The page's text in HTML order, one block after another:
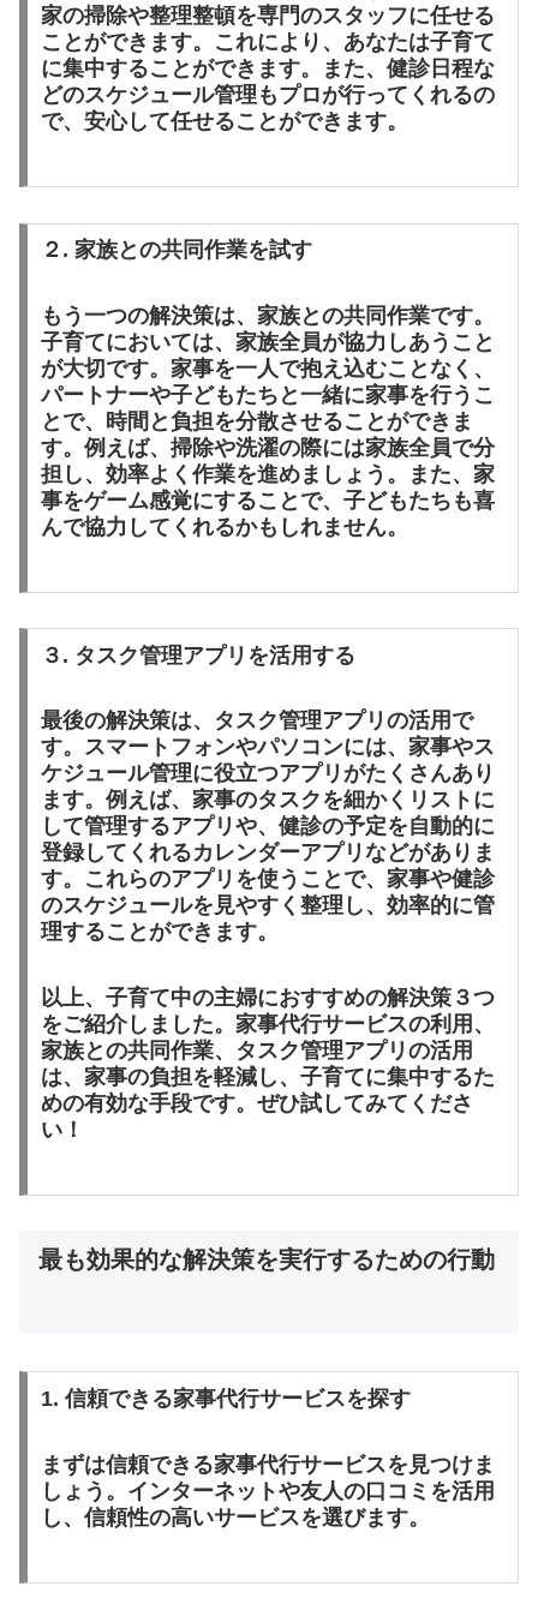
家の掃除や整理整頓を専門のスタッフに任せる
ことができます。これにより、あなたは子育て
に集中することができます。また、健診日程な
どのスケジュール管理もプロが行ってくれるの
で、安心して任せることができます。
２. 家族との共同作業を試す
もう一つの解決策は、家族との共同作業です。
子育てにおいては、家族全員が協力しあうこと
が大切です。家事を一人で抱え込むことなく、
パートナーや子どもたちと一緒に家事を行うこ
とで、時間と負担を分散させることができま
す。例えば、掃除や洗濯の際には家族全員で分
担し、効率よく作業を進めましょう。また、家
事をゲーム感覚にすることで、子どもたちも喜
んで協力してくれるかもしれません。
３. タスク管理アプリを活用する
最後の解決策は、タスク管理アプリの活用 で
す。 スマートフォンやパソコンには、家事やス
ケジュール管理に役立つアプリがたくさんあり
ます。例えば、家事のタスクを細かくリストに
して管理するアプリや、健診の予定を自動的に
登録してくれるカレンダーアプリなどがありま
す。これらのアプリを使うことで、家事や健診
のスケジュールを見やすく整理し、効率的に管
理することができます。
以上、子育て中の主婦におすすめの解決策３つ
をご紹介しました。家事代行サービスの利用、
家族との共同作業、タスク管理アプリの活用
は、家事の負担を軽減し、子育てに集中するた
めの有効な手段です。ぜひ試してみてくださ
い！
最も効果的な解決策を実行するための行動
1. 信頼できる家事代行サービスを探す
まずは信頼できる家事代行サービスを見つけま
しょう。インターネットや友人の口コミを活用
し、信頼性の高いサービスを選びます。